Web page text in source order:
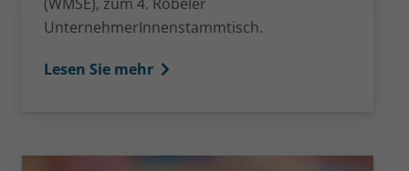
UnternehmerInnenstammtisch.
Lesen Sie mehr